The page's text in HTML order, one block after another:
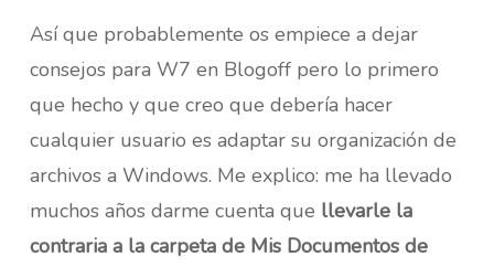
Así que probablemente os empiece a dejar
consejos para W7 en Blogoff pero lo primero
que hecho y que creo que debería hacer
cualquier usuario es adaptar su organización de
archivos a Windows. Me explico: me ha llevado
muchos años darme cuenta que llevarle la
contraria a la carpeta de Mis Documentos de